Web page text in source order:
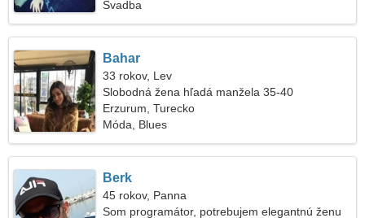
Svadba
Bahar
33 rokov, Lev
Slobodná žena hľadá manžela 35-40
Erzurum, Turecko
Móda, Blues
Berk
45 rokov, Panna
Som programátor, potrebujem elegantnú ženu